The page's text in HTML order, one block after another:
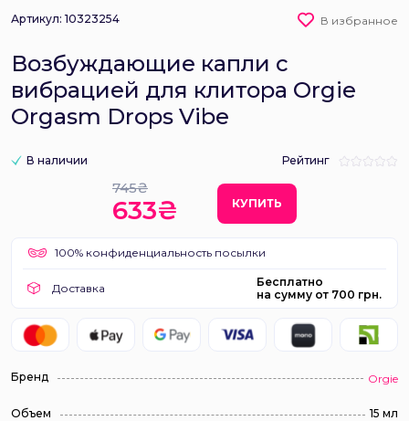
Артикул: 10323254 В избранное
Возбуждающие капли с
вибрацией для клитора Orgie
Orgasm Drops Vibe
В наличии Рейтинг
745₴
633₴ КУПИТЬ
100% конфиденциальность посылки
Доставка
Бесплатно
на сумму от 700 грн.
Бренд Orgie
Объем 15 мл